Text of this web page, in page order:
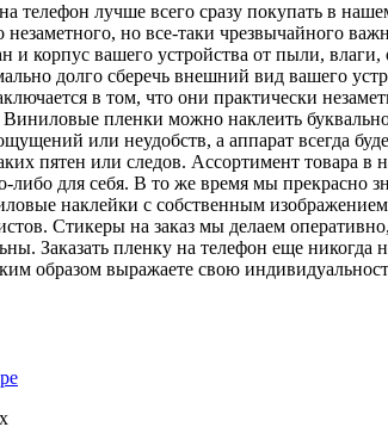
телефон лучше всего сразу покупать в
незаметного, но все-таки чрезвычайного
и корпус вашего устройства от пыли,
долго сберечь внешний вид вашего
в том, что они практически
пленки можно наклеить
или неудобств, а аппарат всегда
пятен или следов. Ассортимент товара
либо для себя. В то же время мы прекрасно
наклейки с собственным
Стикеры на заказ мы делаем
Заказать пленку на телефон еще
образом выражаете свою